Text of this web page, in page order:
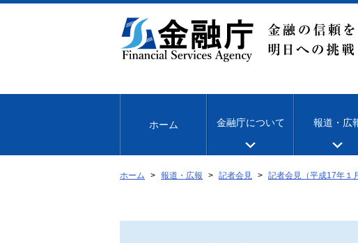
文
移
ホーム 金融庁について 報道・広
ホーム 報道・広報 記者会見 記者会見（平成17年１